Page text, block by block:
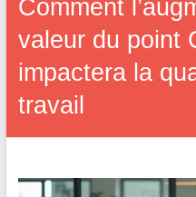
Comment
valeur du point
impactera la
travail